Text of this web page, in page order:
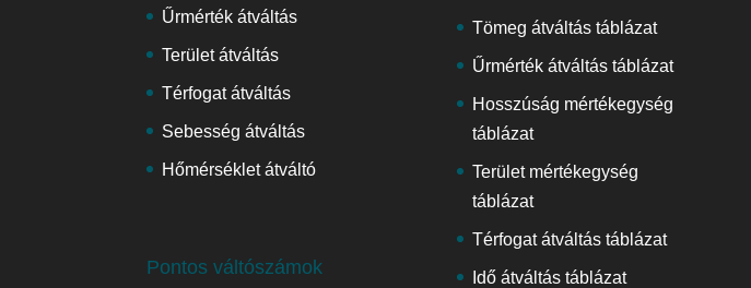
Űrmérték átváltás
Terület átváltás
Térfogat átváltás
Sebesség átváltás
Hőmérséklet átváltó
Pontos váltószámok
Tömeg átváltás táblázat
Űrmérték átváltás táblázat
Hosszúság mértékegység
táblázat
Terület mértékegység
táblázat
Térfogat átváltás táblázat
Idő átváltás táblázat